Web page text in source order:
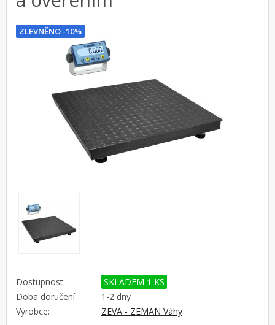
ZLEVNĚNO -10%
Dostupnost:
SKLADEM 1 KS
Doba doručení:
1-2 dny
Výrobce:
ZEVA - ZEMAN Váhy